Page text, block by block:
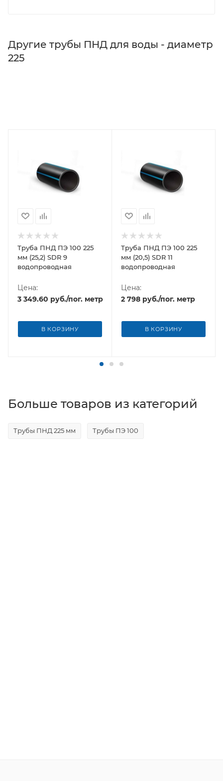
Другие трубы ПНД для воды - диаметр
225
Труба ПНД ПЭ 100 225
мм (25,2) SDR 9
водопроводная
Цена:
3 349.60 руб./пог. метр
В КОРЗИНУ
Труба ПНД ПЭ 100 225
мм (20,5) SDR 11
водопроводная
Цена:
2 798 руб./пог. метр
В КОРЗИНУ
Больше товаров из категорий
Трубы ПНД 225 мм Трубы ПЭ 100